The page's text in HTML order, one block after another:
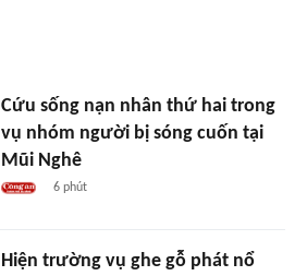
Cứu sống nạn nhân thứ hai trong
vụ nhóm người bị sóng cuốn tại
Mũi Nghê
6 phút
Hiện trường vụ ghe gỗ phát nổ